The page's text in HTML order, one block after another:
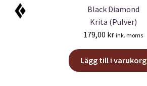
Black Diamond
Krita (Pulver)
179,00 kr ink. moms
Lägg till i varukorg